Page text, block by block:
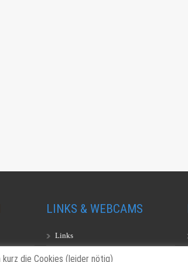
LINKS & WEBCAMS
Links
Webcams
kurz die Cookies (leider nötig)